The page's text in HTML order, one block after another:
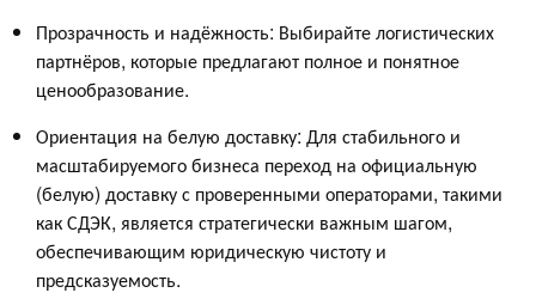
Прозрачность и надёжность: Выбирайте логистических
партнёров, которые предлагают полное и понятное
ценообразование.
Ориентация на белую доставку: Для стабильного и
масштабируемого бизнеса переход на официальную
(белую) доставку с проверенными операторами, такими
как СДЭК, является стратегически важным шагом,
обеспечивающим юридическую чистоту и
предсказуемость.